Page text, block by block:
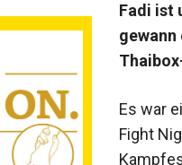
Fadi ist
gewann
Es war
Fight